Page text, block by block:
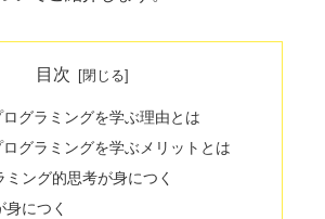
目次
グラミングを学ぶ理由とは
グラミングを学ぶメリットとは
ミング的思考が身につく
につく